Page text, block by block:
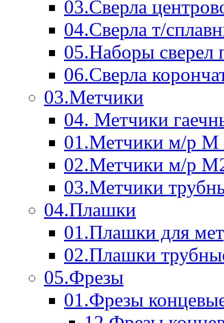
03.Сверла
04.Сверла т/
05.Наборы сверел
06.Сверла
03.Метчики
04. Метчики
01.Метчики м/р М
02.Метчики м/р
03.Метчики
04.Плашки
01.Плашки для
02.Плашки
05.Фрезы
01.Фрезы